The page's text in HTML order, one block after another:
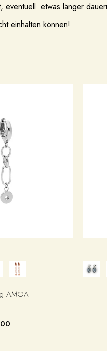
eventuell etwas länger
einhalten können!
AMOA